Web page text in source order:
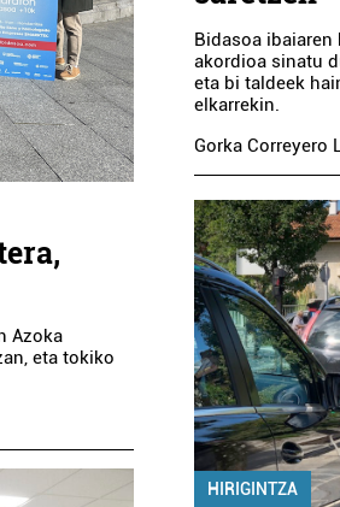
Azoka
eta tokiko
Bidasoa
akordioa sinatu
eta bi taldeek
elkarrekin.
Gorka Correyero
HIRIGINTZA
Tatuaje estudioak
KOSMOS
Pasaia